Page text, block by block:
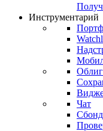
Инструментарий
Чат